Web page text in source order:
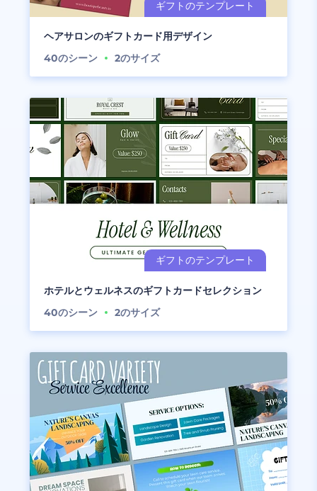
ヘアサロンのギフトカード用デザイン
40のシーン 2のサイズ
ホテルとウェルネスのギフトカードセレクション
40のシーン 2のサイズ